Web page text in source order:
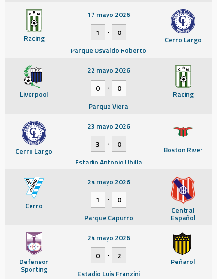
Racing Cerro Largo
17 mayo 2026
1
-
0
Parque Osvaldo Roberto
Liverpool Racing
22 mayo 2026
0
-
0
Parque Viera
Cerro Largo Boston River
23 mayo 2026
3
-
0
Estadio Antonio Ubilla
Cerro Central
Español
24 mayo 2026
1
-
0
Parque Capurro
Defensor
Sporting
Peñarol
24 mayo 2026
0
-
2
Estadio Luis Franzini